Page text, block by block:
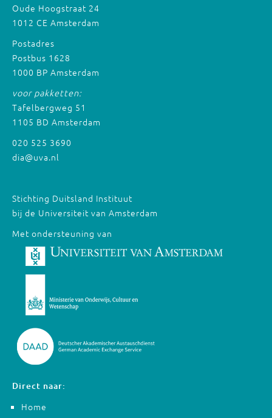
Oude Hoogstraat 24
1012 CE Amsterdam
Postadres
Postbus 1628
1000 BP Amsterdam
voor pakketten:
Tafelbergweg 51
1105 BD Amsterdam
020 525 3690
dia@uva.nl
Stichting Duitsland Instituut
bij de Universiteit van Amsterdam
Met ondersteuning van
Direct naar:
Home